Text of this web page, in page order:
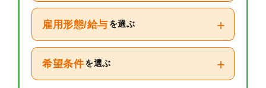
雇用形態/給与 を選ぶ +
希望条件 を選ぶ +